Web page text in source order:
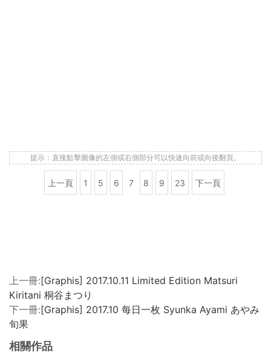
提示：直接點擊圖像的左側或右側部分可以快速向前或向後翻頁。
上一頁 1 5 6 7 8 9 23 下一頁
上一冊:[Graphis] 2017.10.11 Limited Edition Matsuri
Kiritani 桐谷まつり
下一冊:[Graphis] 2017.10 每日一枚 Syunka Ayami あやみ
旬果
相關作品